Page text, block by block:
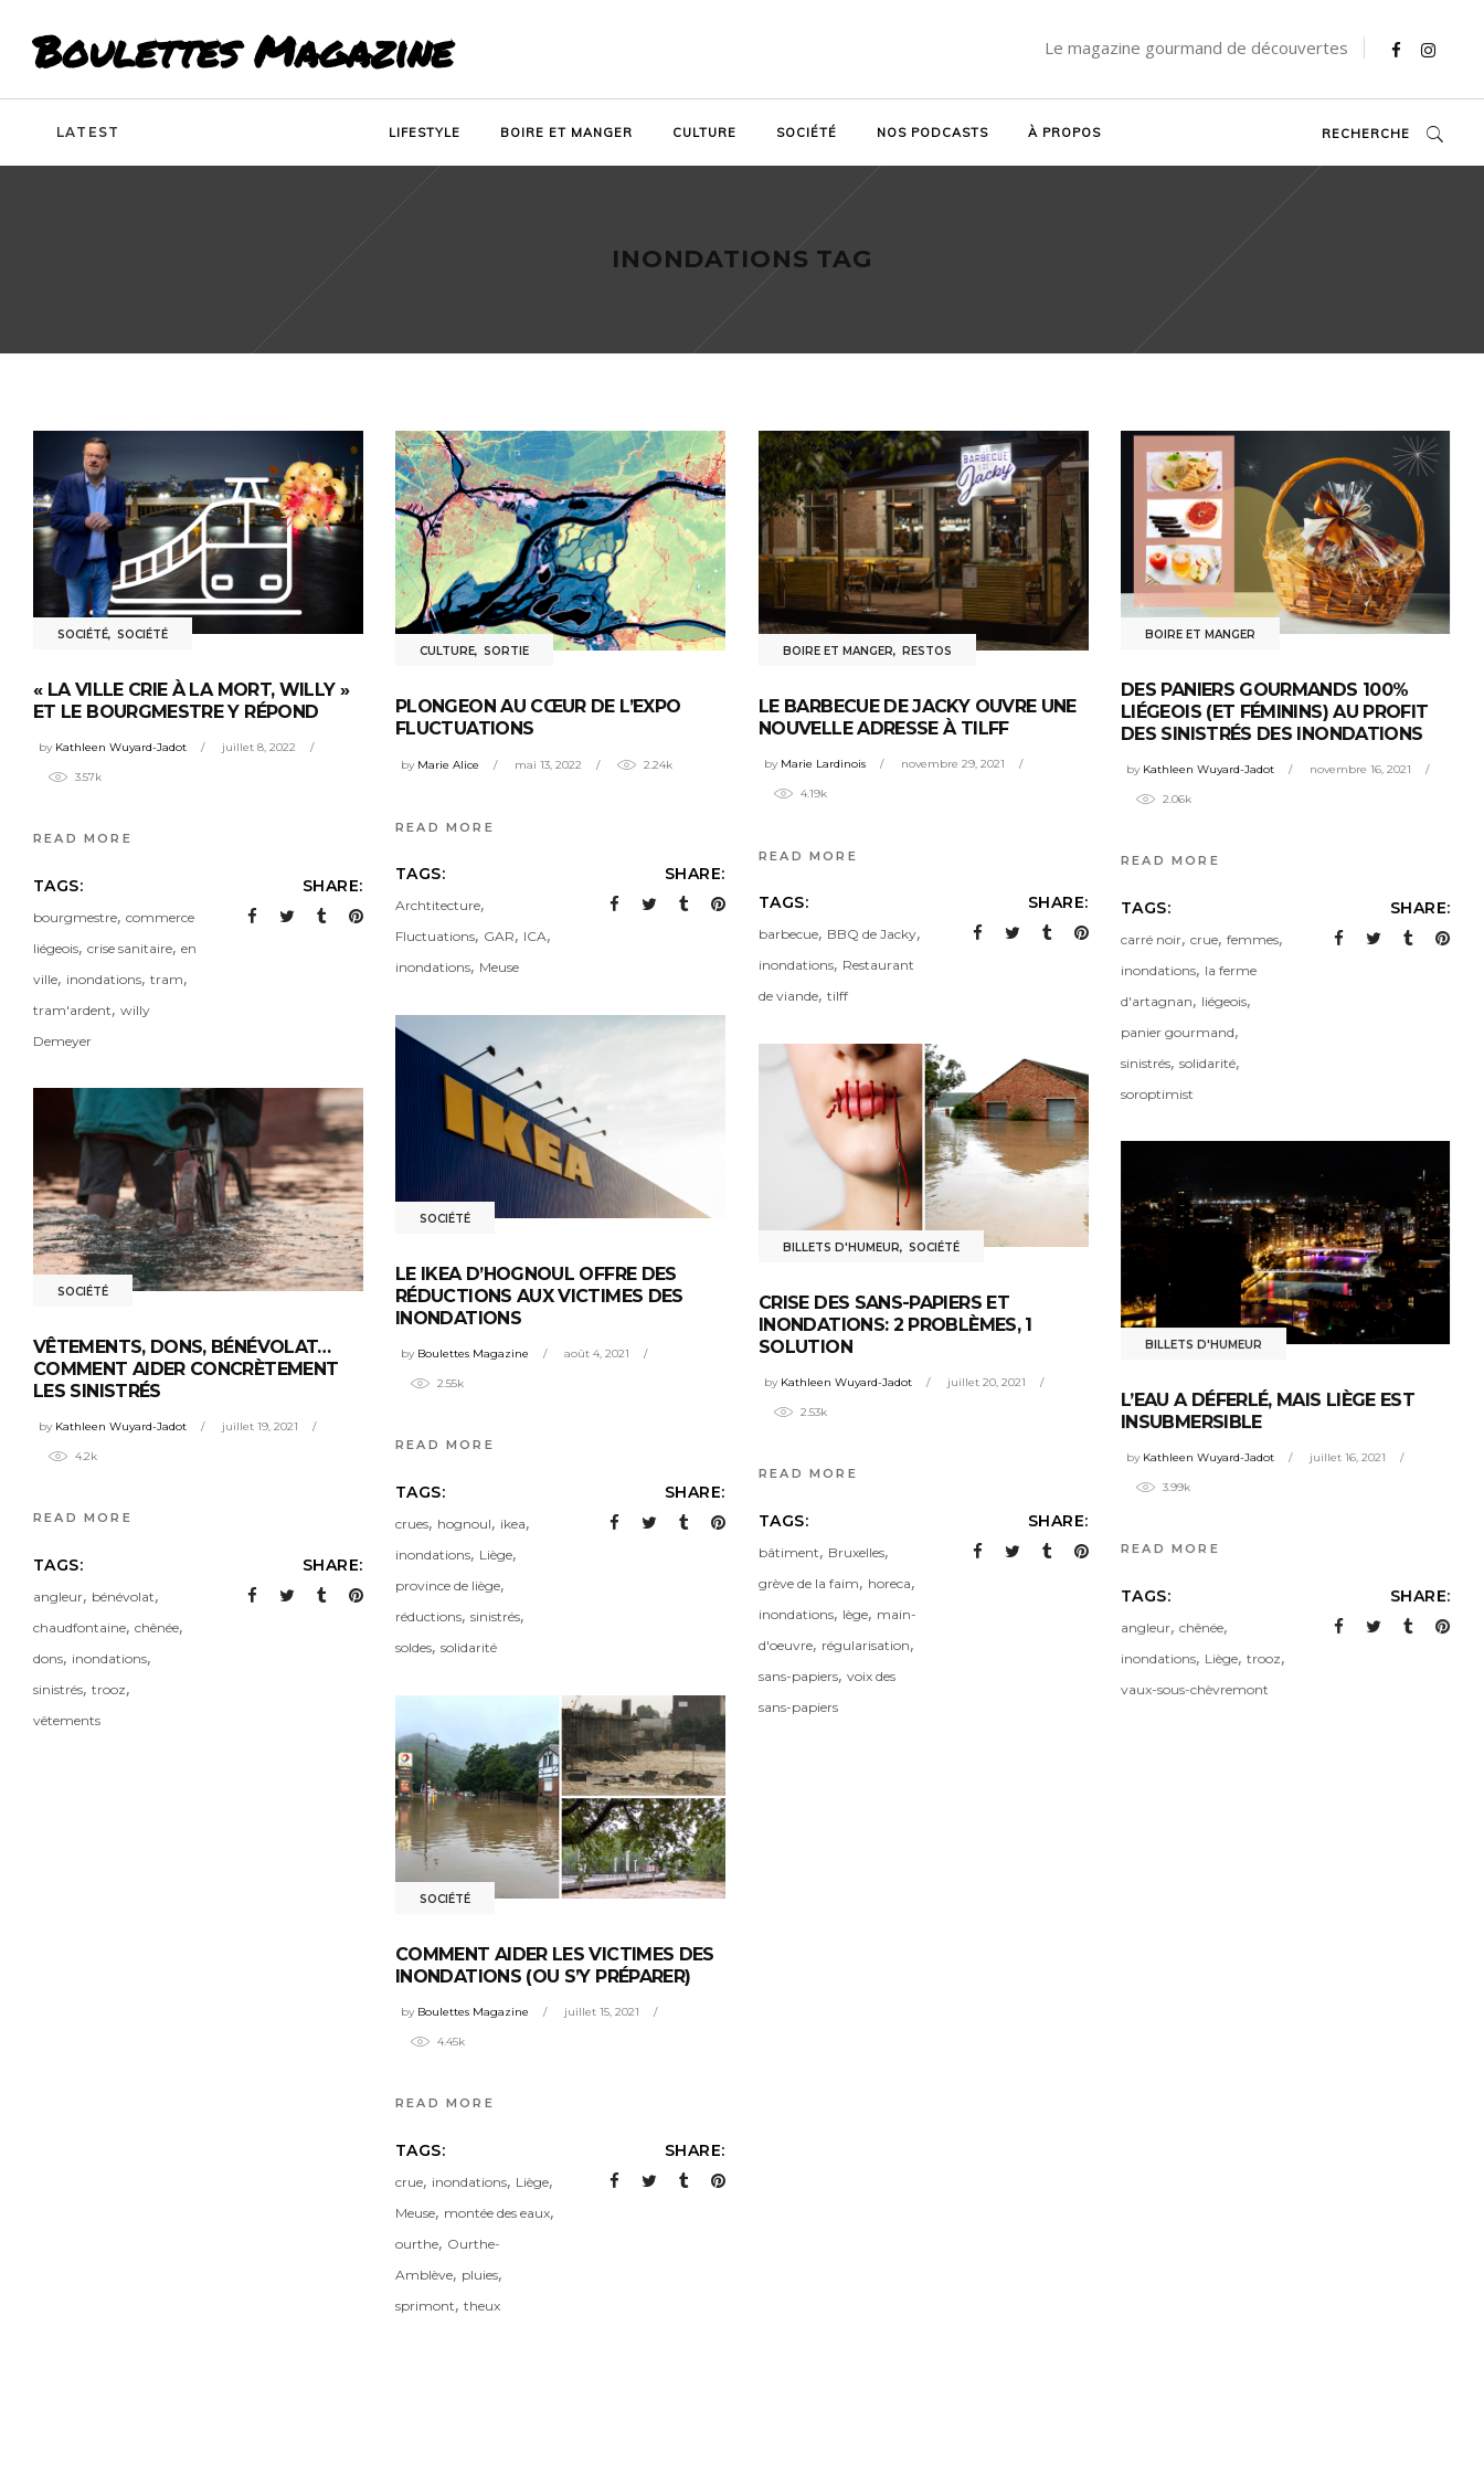
Boulettes Magazine Le magazine gourmand de découvertes
LATEST LIFESTYLE BOIRE ET MANGER CULTURE SOCIÉTÉ NOS PODCASTS À PROPOS RECHERCHE
INONDATIONS TAG
SOCIÉTÉ, SOCIÉTÉ
« LA VILLE CRIE À LA MORT, WILLY »
ET LE BOURGMESTRE Y RÉPOND
by Kathleen Wuyard-Jadot juillet 8, 2022
3.57k
READ MORE
TAGS:
bourgmestre, commerce
liégeois, crise sanitaire, en
ville, inondations, tram,
tram'ardent, willy
Demeyer
SHARE:
CULTURE, SORTIE
PLONGEON AU CŒUR DE L’EXPO
FLUCTUATIONS
by Marie Alice mai 13, 2022 2.24k
READ MORE
TAGS:
Archtitecture,
Fluctuations, GAR, ICA,
inondations, Meuse
SHARE:
BOIRE ET MANGER, RESTOS
LE BARBECUE DE JACKY OUVRE UNE
NOUVELLE ADRESSE À TILFF
by Marie Lardinois novembre 29, 2021
4.19k
READ MORE
TAGS:
barbecue, BBQ de Jacky,
inondations, Restaurant
de viande, tilff
SHARE:
BOIRE ET MANGER
DES PANIERS GOURMANDS 100%
LIÉGEOIS (ET FÉMININS) AU PROFIT
DES SINISTRÉS DES INONDATIONS
by Kathleen Wuyard-Jadot novembre 16, 2021
2.06k
READ MORE
TAGS:
carré noir, crue, femmes,
inondations, la ferme
d'artagnan, liégeois,
panier gourmand,
sinistrés, solidarité,
soroptimist
SHARE:
SOCIÉTÉ
LE IKEA D’HOGNOUL OFFRE DES
RÉDUCTIONS AUX VICTIMES DES
INONDATIONS
by Boulettes Magazine août 4, 2021
2.55k
READ MORE
TAGS:
crues, hognoul, ikea,
inondations, Liège,
province de liège,
réductions, sinistrés,
soldes, solidarité
SHARE:
BILLETS D'HUMEUR, SOCIÉTÉ
CRISE DES SANS-PAPIERS ET
INONDATIONS: 2 PROBLÈMES, 1
SOLUTION
by Kathleen Wuyard-Jadot juillet 20, 2021
2.53k
READ MORE
TAGS:
bâtiment, Bruxelles,
grève de la faim, horeca,
inondations, lège, main-
d'oeuvre, régularisation,
sans-papiers, voix des
sans-papiers
SHARE:
SOCIÉTÉ
VÊTEMENTS, DONS, BÉNÉVOLAT…
COMMENT AIDER CONCRÈTEMENT
LES SINISTRÉS
by Kathleen Wuyard-Jadot juillet 19, 2021
4.2k
READ MORE
TAGS:
angleur, bénévolat,
chaudfontaine, chênée,
dons, inondations,
sinistrés, trooz,
vêtements
SHARE:
BILLETS D'HUMEUR
L’EAU A DÉFERLÉ, MAIS LIÈGE EST
INSUBMERSIBLE
by Kathleen Wuyard-Jadot juillet 16, 2021
3.99k
READ MORE
TAGS:
angleur, chênée,
inondations, Liège, trooz,
vaux-sous-chèvremont
SHARE:
SOCIÉTÉ
COMMENT AIDER LES VICTIMES DES
INONDATIONS (OU S’Y PRÉPARER)
by Boulettes Magazine juillet 15, 2021
4.45k
READ MORE
TAGS:
crue, inondations, Liège,
Meuse, montée des eaux,
ourthe, Ourthe-
Amblève, pluies,
sprimont, theux
SHARE: